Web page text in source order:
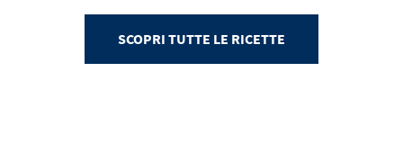
SCOPRI TUTTE LE RICETTE